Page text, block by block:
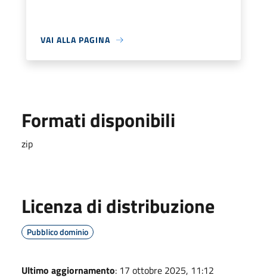
VAI ALLA PAGINA
Formati disponibili
zip
Licenza di distribuzione
Pubblico dominio
Ultimo aggiornamento: 17 ottobre 2025, 11:12